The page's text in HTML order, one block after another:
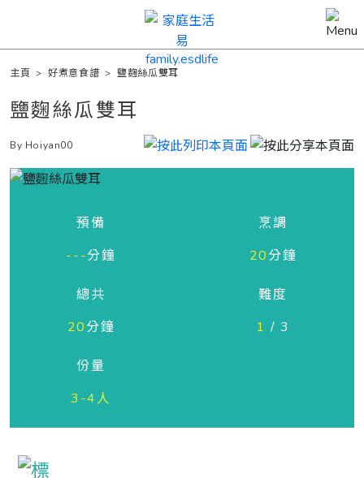
主頁 >好煮意食譜 > 鹽麴絲瓜雙耳
鹽麴絲瓜雙耳
By Hoiyan00
預備
---分鐘
烹調
20分鐘
總共
20分鐘
難度
1 / 3
份量
3-4人